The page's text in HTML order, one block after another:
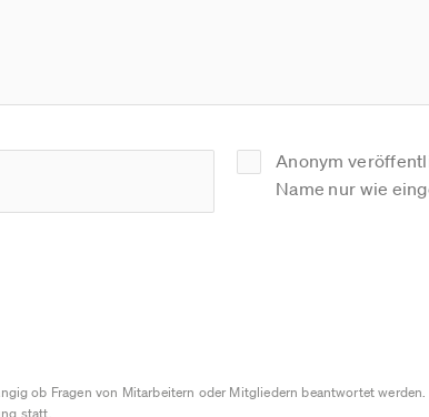
Anonym
Name nur wie
ob Fragen von Mitarbeitern oder Mitgliedern beantwortet werden.
statt.